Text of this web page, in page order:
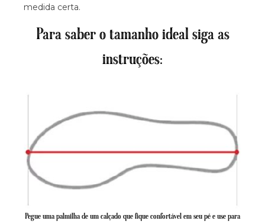
medida certa.
Para saber o tamanho ideal siga as
instruções:
Pegue uma palmilha de um calçado que fique confortável em seu pé e use para